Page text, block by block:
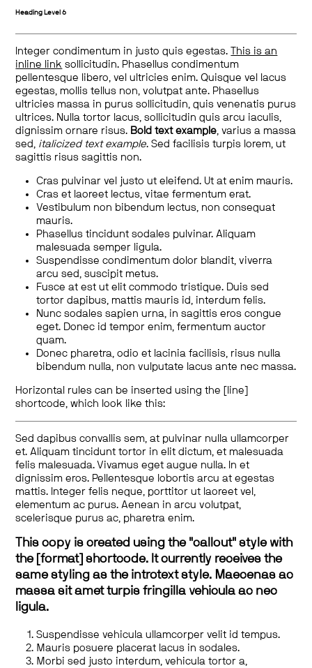
Heading Level 6
Integer condimentum in justo quis egestas.
This is an
inline link sollicitudin. Phasellus condimentum
pellentesque libero, vel ultricies enim. Quisque vel lacus
egestas, mollis tellus non, volutpat ante. Phasellus
ultricies massa in purus sollicitudin, quis venenatis purus
ultrices. Nulla tortor lacus, sollicitudin quis arcu iaculis,
dignissim ornare risus. Bold text example, varius a massa
sed, italicized text example. Sed facilisis turpis lorem, ut
sagittis risus sagittis non.
Cras pulvinar vel justo ut eleifend. Ut at enim mauris.
Cras et laoreet lectus, vitae fermentum erat.
Vestibulum non bibendum lectus, non consequat
mauris.
Phasellus tincidunt sodales pulvinar. Aliquam
malesuada semper ligula.
Suspendisse condimentum dolor blandit, viverra
arcu sed, suscipit metus.
Fusce at est ut elit commodo tristique. Duis sed
tortor dapibus, mattis mauris id, interdum felis.
Nunc sodales sapien urna, in sagittis eros congue
eget. Donec id tempor enim, fermentum auctor
quam.
Donec pharetra, odio et lacinia facilisis, risus nulla
bibendum nulla, non vulputate lacus ante nec massa.
Horizontal rules can be inserted using the [line]
shortcode, which look like this:
Sed dapibus convallis sem, at pulvinar nulla ullamcorper
et. Aliquam tincidunt tortor in elit dictum, et malesuada
felis malesuada. Vivamus eget augue nulla. In et
dignissim eros. Pellentesque lobortis arcu at egestas
mattis. Integer felis neque, porttitor ut laoreet vel,
elementum ac purus. Aenean in arcu volutpat,
scelerisque purus ac, pharetra enim.
This copy is created using the "callout" style with
the [format] shortcode. It currently receives the
same styling as the introtext style. Maecenas ac
massa sit amet turpis fringilla vehicula ac nec
ligula.
Suspendisse vehicula ullamcorper velit id tempus.
Mauris posuere placerat lacus in sodales.
Morbi sed justo interdum, vehicula tortor a,